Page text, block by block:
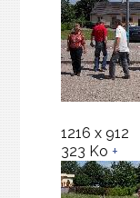
1216 x 912
323 Ko +